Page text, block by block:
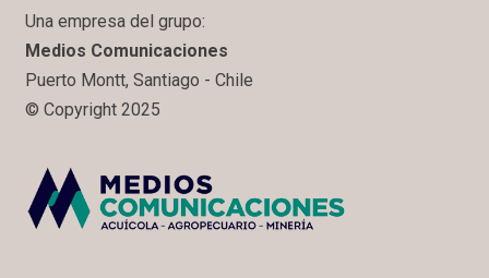
Una empresa del grupo:
Medios Comunicaciones
Puerto Montt, Santiago - Chile
© Copyright 2025